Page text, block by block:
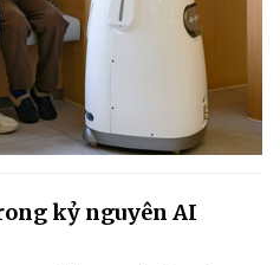
kỷ nguyên AI